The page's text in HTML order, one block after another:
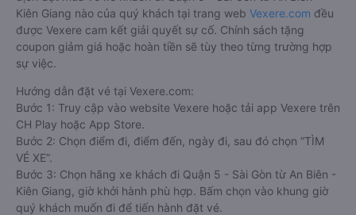
Kiên Giang nào của quý khách tại trang web Vexere.com đều
được Vexere cam kết giải quyết sự cố. Chính sách tặng
coupon giảm giá hoặc hoàn tiền sẽ tùy theo từng trường hợp
sự việc.
Hướng dẫn đặt vé tại Vexere.com:
Bước 1: Truy cập vào website Vexere hoặc tải app Vexere trên
CH Play hoặc App Store.
Bước 2: Chọn điểm đi, điểm đến, ngày đi, sau đó chọn “TÌM
VÉ XE”.
Bước 3: Chọn hãng xe khách đi Quận 5 - Sài Gòn từ An Biên -
Kiên Giang, giờ khởi hành phù hợp. Bấm chọn vào khung giờ
quý khách muốn đi để tiến hành đặt vé.